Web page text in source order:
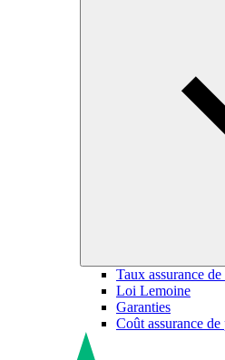
Taux assurance de
Loi Lemoine
Garanties
Coût assurance de